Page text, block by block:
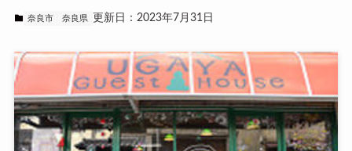
奈良市 奈良県 更新日：2023年7月31日